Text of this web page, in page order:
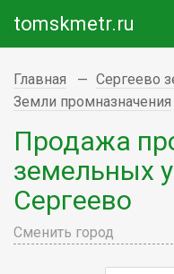
tomskmetr.ru
Главная
Сергеево
Земли промназначения
Продажа
земельных
Сергеево
Сменить город